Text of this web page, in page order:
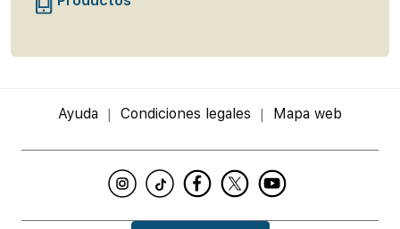
Ayuda Condiciones legales Mapa web